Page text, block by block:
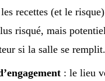
recettes (et le
risqué, mais
si la salle se remplit.
: le lieu